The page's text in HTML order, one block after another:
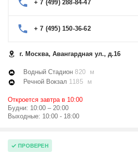
+ 7 (499) 288-84-47
+ 7 (495) 150-36-62
г. Москва, Авангардная ул., д.16
Водный Стадион 820 м
Речной Вокзал 1185 м
Откроется завтра в 10:00
Будни: 10:00 – 20:00
Выходные: 10:00 - 18:00
ПРОВЕРЕН